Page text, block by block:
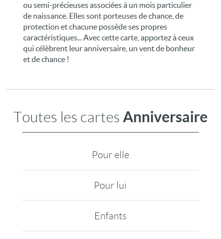
ou semi-précieuses associées à un mois particulier
de naissance. Elles sont porteuses de chance, de
protection et chacune possède ses propres
caractéristiques... Avec cette carte, apportez à ceux
qui célèbrent leur anniversaire, un vent de bonheur
et de chance !
Toutes les cartes Anniversaire
Pour elle
Pour lui
Enfants